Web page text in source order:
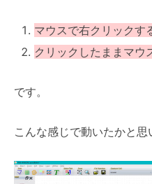
マウスで右クリックす
クリックしたままマウ
です。
こんな感じで動いたかと思